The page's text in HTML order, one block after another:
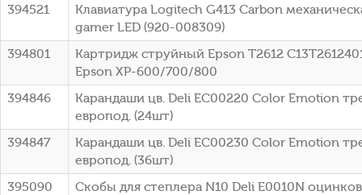
394521
Клавиатура Logitech G413 Carbon
gamer LED (920-008309)
394801
Картридж струйный Epson T2612
Epson XP-600/700/800
394846
Карандаши цв. Deli EC00220 Color Emotion
европод. (24шт)
394847
Карандаши цв. Deli EC00230 Color Emotion
европод. (36шт)
395090
Скобы для степлера N10 Deli E0010N